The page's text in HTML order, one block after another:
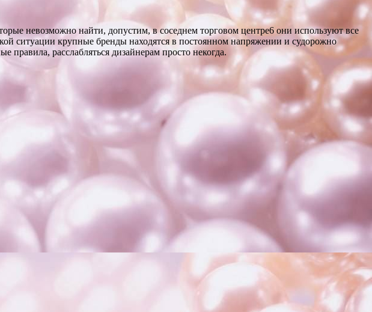
невозможно найти, допустим, в соседнем торговом центре6 они используют все
ситуации крупные бренды находятся в постоянном напряжении и судорожно
расслабляться дизайнерам просто некогда.